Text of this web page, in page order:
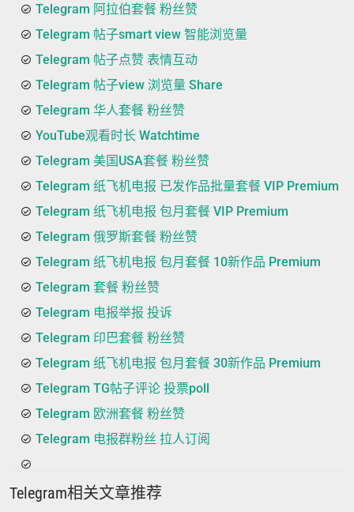
Telegram 阿拉伯套餐 粉丝赞
Telegram 帖子smart view 智能浏览量
Telegram 帖子点赞 表情互动
Telegram 帖子view 浏览量 Share
Telegram 华人套餐 粉丝赞
YouTube观看时长 Watchtime
Telegram 美国USA套餐 粉丝赞
Telegram 纸飞机电报 已发作品批量套餐 VIP Premium
Telegram 纸飞机电报 包月套餐 VIP Premium
Telegram 俄罗斯套餐 粉丝赞
Telegram 纸飞机电报 包月套餐 10新作品 Premium
Telegram 套餐 粉丝赞
Telegram 电报举报 投诉
Telegram 印巴套餐 粉丝赞
Telegram 纸飞机电报 包月套餐 30新作品 Premium
Telegram TG帖子评论 投票poll
Telegram 欧洲套餐 粉丝赞
Telegram 电报群粉丝 拉人订阅
Telegram相关文章推荐